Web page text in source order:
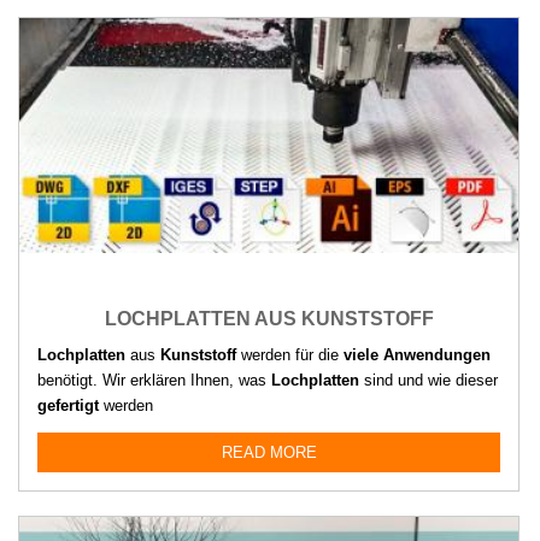
LOCHPLATTEN AUS KUNSTSTOFF
Lochplatten aus Kunststoffwerden für die viele Anwendungen
benötigt. Wir erklären Ihnen, was Lochplatten sind und wie dieser
gefertigtwerden
READ MORE